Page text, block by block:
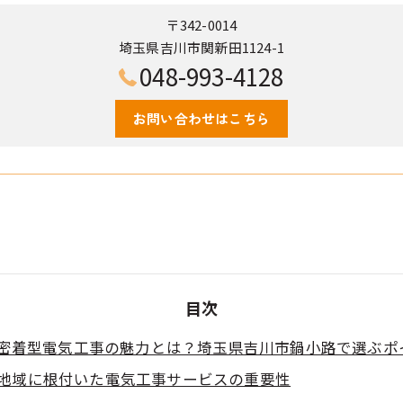
〒342-0014
埼玉県吉川市関新田1124-1
048-993-4128
お問い合わせはこちら
目次
着型電気工事の魅力とは？埼玉県吉川市鍋小路で選ぶポ
域に根付いた電気工事サービスの重要性